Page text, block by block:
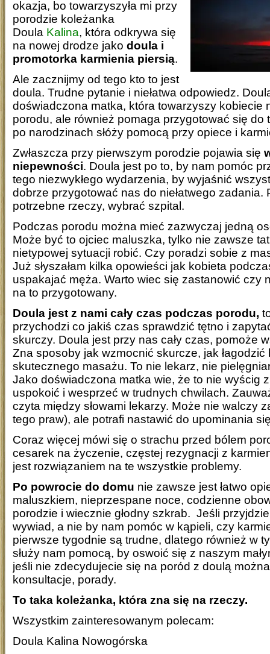
okazja, bo towarzyszyła mi przy
porodzie koleżanka
Doula Kalina, która odkrywa się
na nowej drodze jako doula i
promotorka karmienia piersią.
Ale zacznijmy od tego kto to jest
doula. Trudne pytanie i niełatwa odpowiedz.
doświadczona matka, która towarzyszy kobiecie
porodu, ale również pomaga przygotować się do
po narodzinach słóży pomocą przy opiece i
Zwłaszcza przy pierwszym porodzie pojawia się
niepewności. Doula jest po to, by nam pomóc
tego niezwykłego wydarzenia, by wyjaśnić
dobrze przygotować nas do niełatwego zadania.
potrzebne rzeczy, wybrać szpital.
Podczas porodu można mieć zazwyczaj jedną
Może być to ojciec maluszka, tylko nie zawsze
nietypowej sytuacji robić. Czy poradzi sobie z
Już słyszałam kilka opowieści jak kobieta
uspakajać męża. Warto wiec się zastanowić czy
na to przygotowany.
Doula jest z nami cały czas podczas porodu,
przychodzi co jakiś czas sprawdzić tętno i
skurczy. Doula jest przy nas cały czas, pomoże
Zna sposoby jak wzmocnić skurcze, jak
skutecznego masażu. To nie lekarz, nie
Jako doświadczona matka wie, że to nie wyścig
uspokoić i wesprzeć w trudnych chwilach.
czyta między słowami lekarzy. Może nie walczy
tego praw), ale potrafi nastawić do upominania
Coraz więcej mówi się o strachu przed bólem
cesarek na życzenie, częstej rezygnacji z
jest rozwiązaniem na te wszystkie problemy.
Po powrocie do domu nie zawsze jest łatwo
maluszkiem, nieprzespane noce, codzienne
porodzie i wiecznie głodny szkrab. Jeśli
wywiad, a nie by nam pomóc w kąpieli, czy
pierwsze tygodnie są trudne, dlatego również w
służy nam pomocą, by oswoić się z naszym
jeśli nie zdecydujecie się na poród z doulą
konsultacje, porady.
To taka koleżanka, która zna się na rzeczy.
Wszystkim zainteresowanym polecam:
Doula Kalina Nowogórska